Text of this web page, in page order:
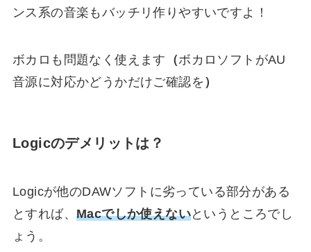
ンス系の音楽もバッチリ作りやすいですよ！
ボカロも問題なく使えます （ボカロソフトがAU
音源に対応かどうかだけご確認を ）
Logicのデメリットは？
Logicが他のDAWソフトに劣っている部分がある
とすれば、 Macでしか使えないというところでし
ょう。